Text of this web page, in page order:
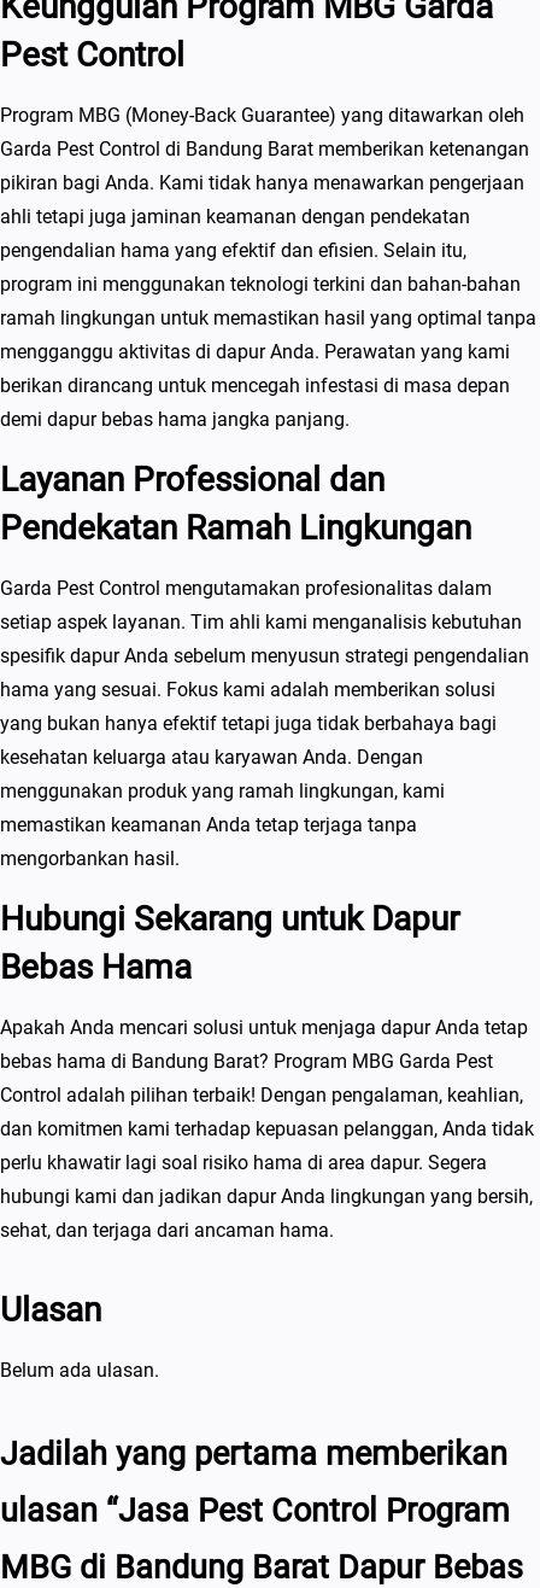
Pest Control
Program MBG (Money-Back Guarantee) yang ditawarkan oleh
Garda Pest Control di Bandung Barat memberikan ketenangan
pikiran bagi Anda. Kami tidak hanya menawarkan pengerjaan
ahli tetapi juga jaminan keamanan dengan pendekatan
pengendalian hama yang efektif dan efisien. Selain itu,
program ini menggunakan teknologi terkini dan bahan-bahan
ramah lingkungan untuk memastikan hasil yang optimal tanpa
mengganggu aktivitas di dapur Anda. Perawatan yang kami
berikan dirancang untuk mencegah infestasi di masa depan
demi dapur bebas hama jangka panjang.
Layanan Professional dan
Pendekatan Ramah Lingkungan
Garda Pest Control mengutamakan profesionalitas dalam
setiap aspek layanan. Tim ahli kami menganalisis kebutuhan
spesifik dapur Anda sebelum menyusun strategi pengendalian
hama yang sesuai. Fokus kami adalah memberikan solusi
yang bukan hanya efektif tetapi juga tidak berbahaya bagi
kesehatan keluarga atau karyawan Anda. Dengan
menggunakan produk yang ramah lingkungan, kami
memastikan keamanan Anda tetap terjaga tanpa
mengorbankan hasil.
Hubungi Sekarang untuk Dapur
Bebas Hama
Apakah Anda mencari solusi untuk menjaga dapur Anda tetap
bebas hama di Bandung Barat? Program MBG Garda Pest
Control adalah pilihan terbaik! Dengan pengalaman, keahlian,
dan komitmen kami terhadap kepuasan pelanggan, Anda tidak
perlu khawatir lagi soal risiko hama di area dapur. Segera
hubungi kami dan jadikan dapur Anda lingkungan yang bersih,
sehat, dan terjaga dari ancaman hama.
Ulasan
Belum ada ulasan.
Jadilah yang pertama memberikan
ulasan “Jasa Pest Control Program
MBG di Bandung Barat Dapur Bebas